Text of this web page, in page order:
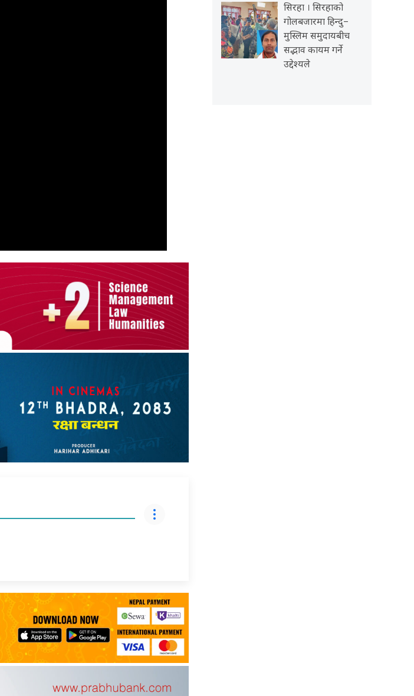
सिरहा । सिरहाको
गोलबजारमा हिन्दु–
मुस्लिम समुदायबीच
सद्भाव कायम गर्ने
उद्देश्यले